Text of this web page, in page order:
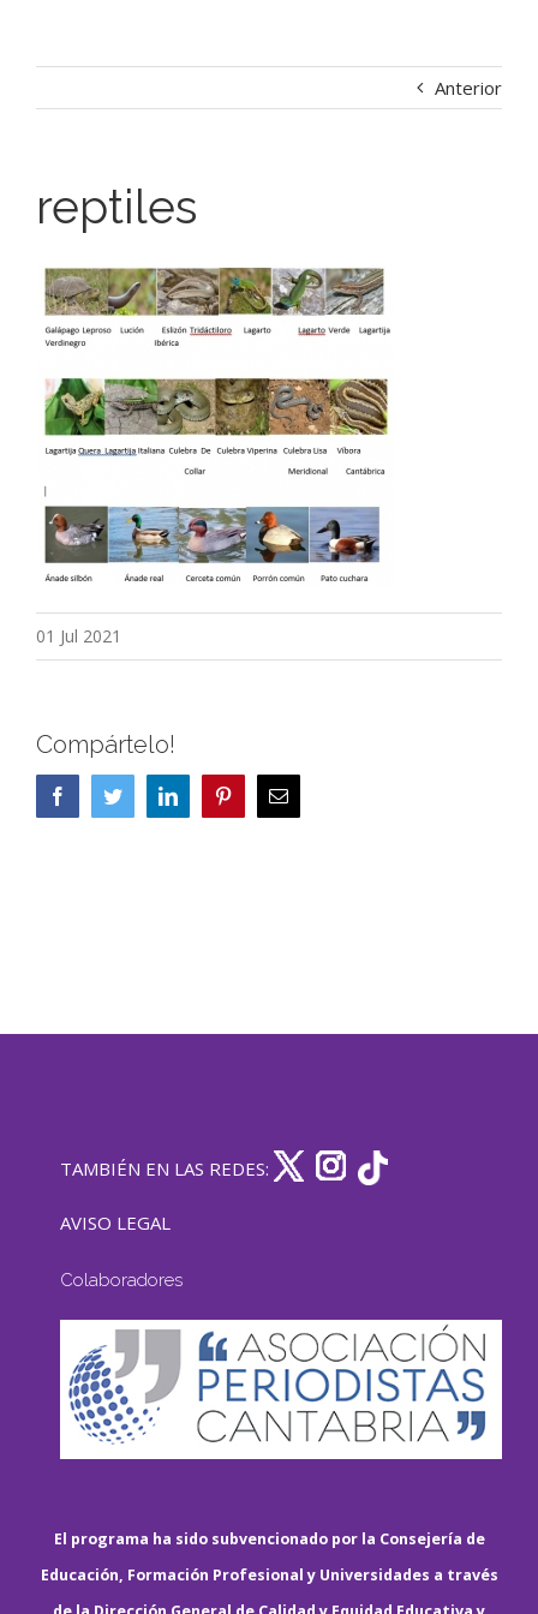
Anterior
reptiles
01 Jul 2021
Compártelo!
FacebookTwitterLinkedIn PinterestCorreo
electrónico
TAMBIÉN EN LAS REDES:
AVISO LEGAL
Colaboradores
El programa ha sido subvencionado por la Consejería de
Educación, Formación Profesional y Universidades a través